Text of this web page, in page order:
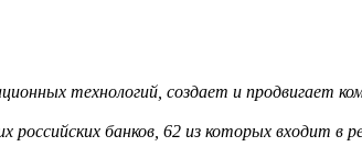
технологий, создает и продвигает
банков, 62 из которых входит в